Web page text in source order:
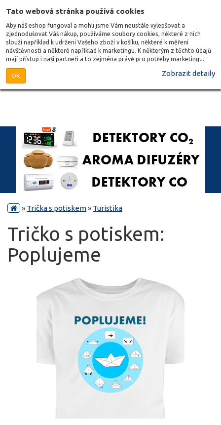
Tato webová stránka používá cookies
Aby náš eshop fungoval a mohli jsme Vám neustále vylepšovat a
zjednodušovat Váš nákup, používáme soubory cookies, některé z nich
slouží například k udržení Vašeho zboží v košíku, některé k měření
návštěvnosti a některé například k marketingu. K některým z těchto údajů
mají přístup i naši partneři a to zejména právě pro potřeby marketingu.
OK Zobrazit detaily
» Trička s potiskem» Turistika
Tričko s potiskem:
Poplujeme